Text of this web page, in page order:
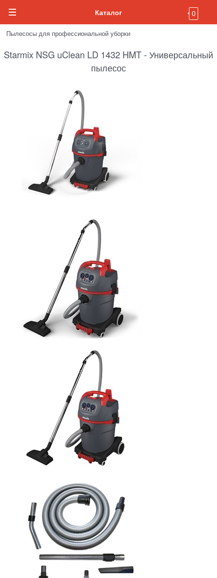
Каталог 0
Пылесосы для профессиональной уборки
Starmix NSG uClean LD 1432 HMT - Универсальный
пылесос